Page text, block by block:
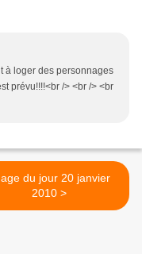
à loger des personnages
prévu!!!!<br /> <br /> <br
du jour 20 janvier
2010 >